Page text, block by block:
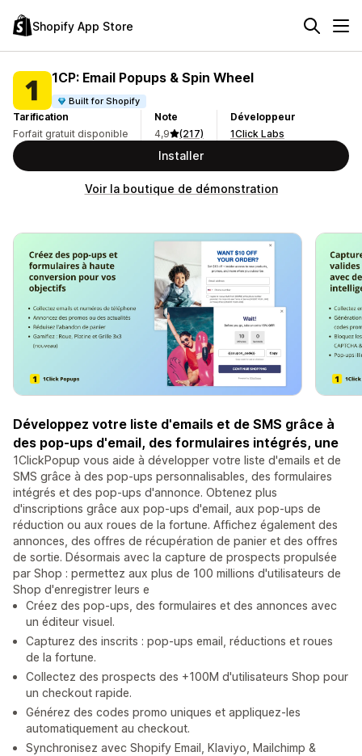
Shopify App Store
1CP: Email Popups & Spin Wheel
Built for Shopify
Tarification
Forfait gratuit disponible
Note
4,9
(217)
Développeur
1Click Labs
Installer
Voir la boutique de démonstration
Développez votre liste d'emails et de SMS grâce à
des pop-ups d'email, des formulaires intégrés, une
1ClickPopup vous aide à développer votre liste d'emails et de
SMS grâce à des pop-ups personnalisables, des formulaires
intégrés et des pop-ups d'annonce. Obtenez plus
d'inscriptions grâce aux pop-ups d'email, aux pop-ups de
réduction ou aux roues de la fortune. Affichez également des
annonces, des offres de récupération de panier et des offres
de sortie. Désormais avec la capture de prospects propulsée
par Shop : permettez aux plus de 100 millions d'utilisateurs de
Shop d'enregistrer leurs e
Créez des pop-ups, des formulaires et des annonces avec
un éditeur visuel.
Capturez des inscrits : pop-ups email, réductions et roues
de la fortune.
Collectez des prospects des +100M d'utilisateurs Shop pour
un checkout rapide.
Générez des codes promo uniques et appliquez-les
automatiquement au checkout.
Synchronisez avec Shopify Email, Klaviyo, Mailchimp &